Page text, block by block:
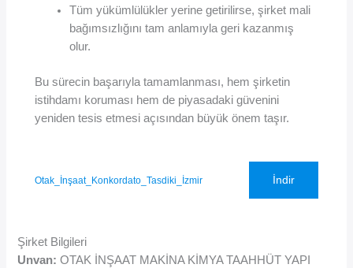
Tüm yükümlülükler yerine getirilirse, şirket mali
bağımsızlığını tam anlamıyla geri kazanmış
olur.
Bu sürecin başarıyla tamamlanması, hem şirketin
istihdamı koruması hem de piyasadaki güvenini
yeniden tesis etmesi açısından büyük önem taşır.
Otak_İnşaat_Konkordato_Tasdiki_İzmir İndir
Şirket Bilgileri
Unvan: OTAK İNŞAAT MAKİNA KİMYA TAAHHÜT YAPI